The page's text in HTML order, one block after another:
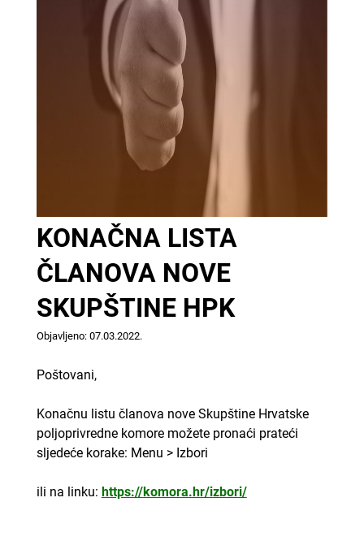
KONAČNA LISTA
ČLANOVA NOVE
SKUPŠTINE HPK
Objavljeno: 07.03.2022.
Poštovani,
Konačnu listu članova nove Skupštine Hrvatske
poljoprivredne komore možete pronaći prateći
sljedeće korake: Menu > Izbori
ili na linku: https://komora.hr/izbori/